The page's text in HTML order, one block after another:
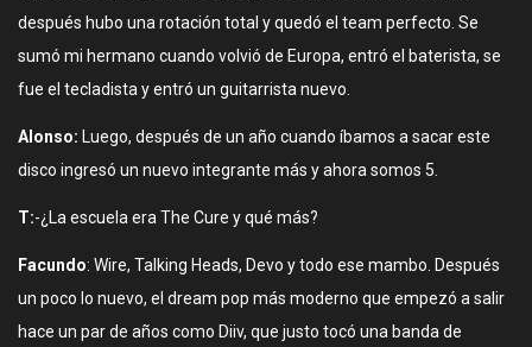
después hubo una rotación total y quedó el team perfecto. Se
sumó mi hermano cuando volvió de Europa, entró el baterista, se
fue el tecladista y entró un guitarrista nuevo.
Alonso: Luego, después de un año cuando íbamos a sacar este
disco ingresó un nuevo integrante más y ahora somos 5.
T:-¿La escuela era The Cure y qué más?
Facundo: Wire, Talking Heads, Devo y todo ese mambo. Después
un poco lo nuevo, el dream pop más moderno que empezó a salir
hace un par de años como Diiv, que justo tocó una banda de